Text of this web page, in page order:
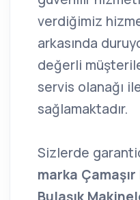
verdiğimiz
arkasında
değerli
servis olanağı
sağlamaktadır.
Sizlerde
marka